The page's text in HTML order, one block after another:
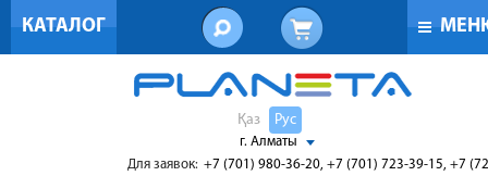
КАТАЛОГ
Қаз Рус
г. Алматы
Для заявок: +7 (701) 980-36-20, +7 (701) 723-39-15, +7